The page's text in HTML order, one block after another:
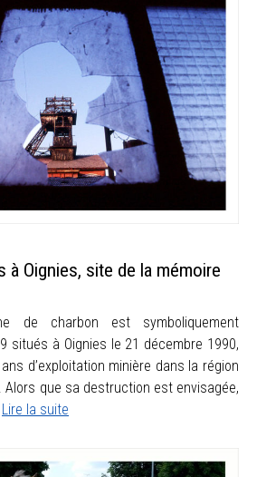
à Oignies, site de la mémoire
de charbon est symboliquement
situés à Oignies le 21 décembre 1990,
d’exploitation minière dans la région
Alors que sa destruction est envisagée,
Lire la suite